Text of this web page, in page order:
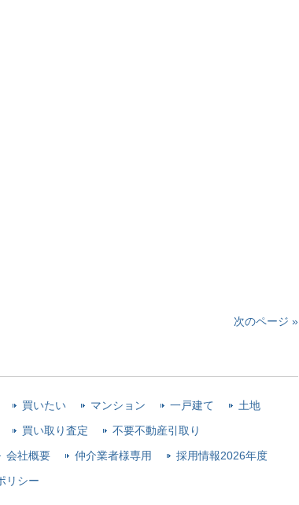
次のページ »
買いたい マンション 一戸建て 土地
買い取り査定 不要不動産引取り
会社概要 仲介業者様専用 採用情報2026年度
リシー